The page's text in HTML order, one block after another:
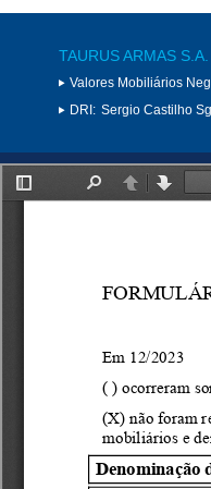
TAURUS ARMAS S.A.
Valores Mobiliários
DRI: Sergio Castilho